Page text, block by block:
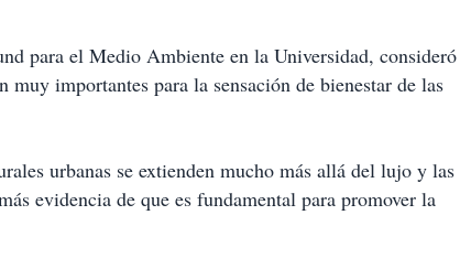
para el Medio Ambiente en la Universidad, consideró
muy importantes para la sensación de bienestar de las
urbanas se extienden mucho más allá del lujo y las
evidencia de que es fundamental para promover la